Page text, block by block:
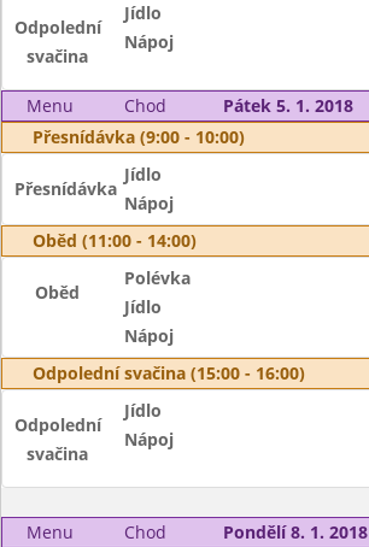
Odpolední
svačina
Jídlo
Nápoj
Menu Chod
Pátek 5. 1. 2018
Přesnídávka (9:00 - 10:00)
Přesnídávka
Jídlo
Nápoj
Oběd (11:00 - 14:00)
Oběd
Polévka
Jídlo
Nápoj
Odpolední svačina (15:00 - 16:00)
Odpolední
svačina
Jídlo
Nápoj
Menu Chod
Pondělí 8. 1. 2018